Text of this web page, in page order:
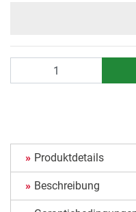
Produktdetails
Beschreibung